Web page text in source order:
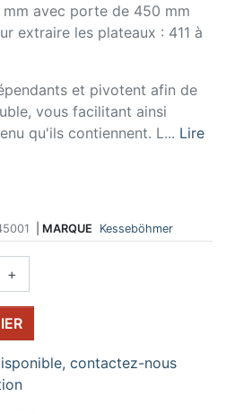
avec porte de 450 mm
extraire les plateaux : 411 à
et pivotent afin de
vous facilitant ainsi
qu'ils contiennent. L... Lire
MARQUE Kesseböhmer
+
contactez-nous